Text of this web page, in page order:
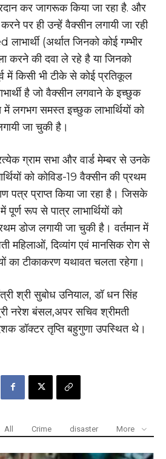
कर जागरूक किया जा रहा है. और
पर ही उन्हें वैक्सीन लगायी जा रही
(अर्थात जिनको कोई गम्भीर
करने की दवा ले रहे है या जिनको
में किसी भी टीके से कोई प्रतिकूल
है जो वैक्सीन लगवाने के इच्छुक
लगभग समस्त इच्छुक लाभार्थियों को
जा चुकी है।
ग्राम सभा और वार्ड मेम्बर से उनके
को कोविड-19 वैक्सीन की प्रथम
पत्र प्राप्त किया जा रहा है। जिसके
पूर्ण रूप से पात्र लाभार्थियों को
डोज लगायी जा चुकी है। वर्तमान में
महिलाओं, दिव्यांग एवं मानसिक रोग से
का टीकाकरण यथावत चलता रहेगा।
श्री सुबोध उनियाल, डॉ धन सिंह
नरेश बंसल,अपर सचिव श्रीमती
डॉक्टर तृप्ति बहुगुणा उपस्थित थे।
All Crime disaster More